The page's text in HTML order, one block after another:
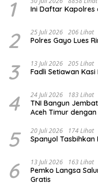
1 Ini Daftar Kapolres
2 25 Juli 2026 206 Lihat
Polres Gayo Lues
3 13 Juli 2026 205 Lihat
Fadli Setiawan
4 24 Juli 2026 183 Lihat
TNI Bangun
Aceh Timur dengan
5 20 Juli 2026 174 Lihat
Spanyol Tasbihkan
6 13 Juli 2026 163 Lihat
Pemko Langsa
Gratis